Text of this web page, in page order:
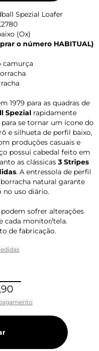
Spezial Loafer
(Ox)
o número HABITUAL)
camurça
1979 para as quadras de
Spezialrapidamente
se tornar um ícone do
e silhueta de perfil baixo,
produções casuais e
possui cabedal feito em
as clássicas 3 Stripes
. A entressola de perfil
natural garante
no uso diário.
sofrer alterações
cada monitor/tela.
de fabricação.